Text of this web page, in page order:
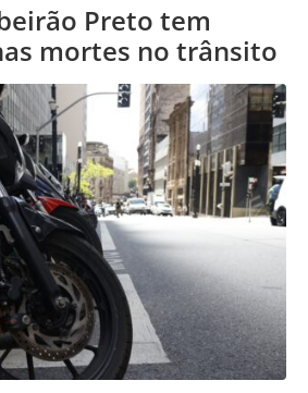
Preto tem
mortes no trânsito